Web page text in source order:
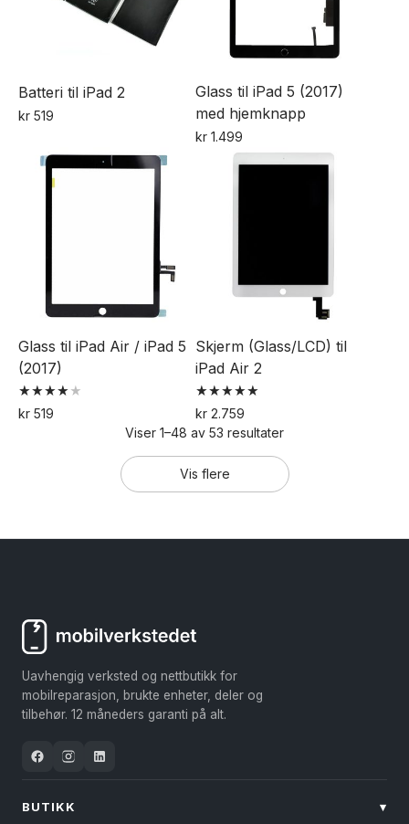
Batteri til iPad 2
kr 519
Glass til iPad 5 (2017)
med hjemknapp
kr 1.499
Alternativene
på
Glass til iPad Air / iPad 5
(2017)
Vurdert
4.00
kr 519
varianter.
på
produktsiden
Skjerm (Glass/LCD) til
iPad Air 2
Vurdert
5.00
av 5
kr 2.759
Dette
produktet
har
varianter.
på
Viser 1–48 av 53 resultater
Vis flere
Uavhengig verksted og nettbutikk for
mobilreparasjon, brukte enheter, deler og
tilbehør. 12 måneders garanti på alt.
BUTIKK ▾